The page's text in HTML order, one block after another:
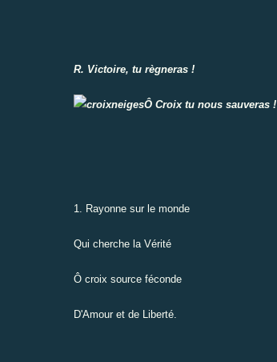
R. Victoire, tu règneras !
Ô Croix tu nous sauveras !
1. Rayonne sur le monde
Qui cherche la Vérité
Ô croix source féconde
D'Amour et de Liberté.